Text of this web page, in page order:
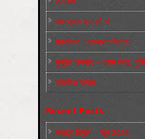
कारख़ाना इलाक़ों से
फ़ासीवाद / साम्‍प्रदायिकता
बुर्जुआ जनवाद – दमन तंत्र,
संघर्षरत जनता
Recent Posts
मज़दूर बिगुल – जून 2026